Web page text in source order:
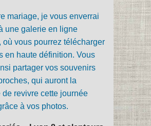
mariage, je vous enverrai
une galerie en ligne
où vous pourrez télécharger
en haute définition. Vous
partager vos souvenirs
qui auront la
de revivre cette journée
à vos photos.